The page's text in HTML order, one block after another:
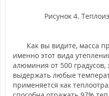
Рисунок 4.
Как вы видите, масса
именно этот вида
алюминия от 500
выдержать любые
применяется как